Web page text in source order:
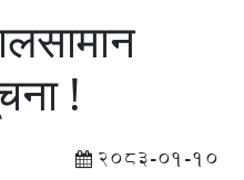
!
2083-01-10